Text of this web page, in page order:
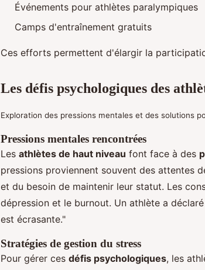
Événements pour athlètes paralympiques
Camps d'entraînement gratuits
Ces efforts permettent d'élargir la
Les défis psychologiques des
Exploration des pressions mentales et des solutions
Pressions mentales rencontrées
Les athlètes de haut niveau font face à des
pressions proviennent souvent des attentes
et du besoin de maintenir leur statut. Les
dépression et le burnout. Un athlète a
est écrasante."
Stratégies de gestion du stress
Pour gérer ces défis psychologiques, les